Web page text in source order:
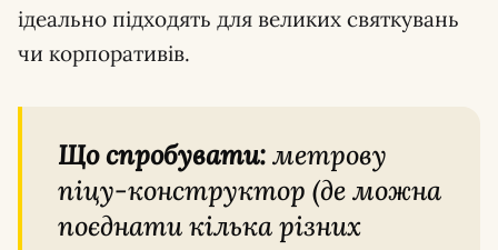
ідеально підходять для великих святкувань
чи корпоративів.
Що спробувати:метрову
піцу-конструктор (де можна
поєднати кілька різних